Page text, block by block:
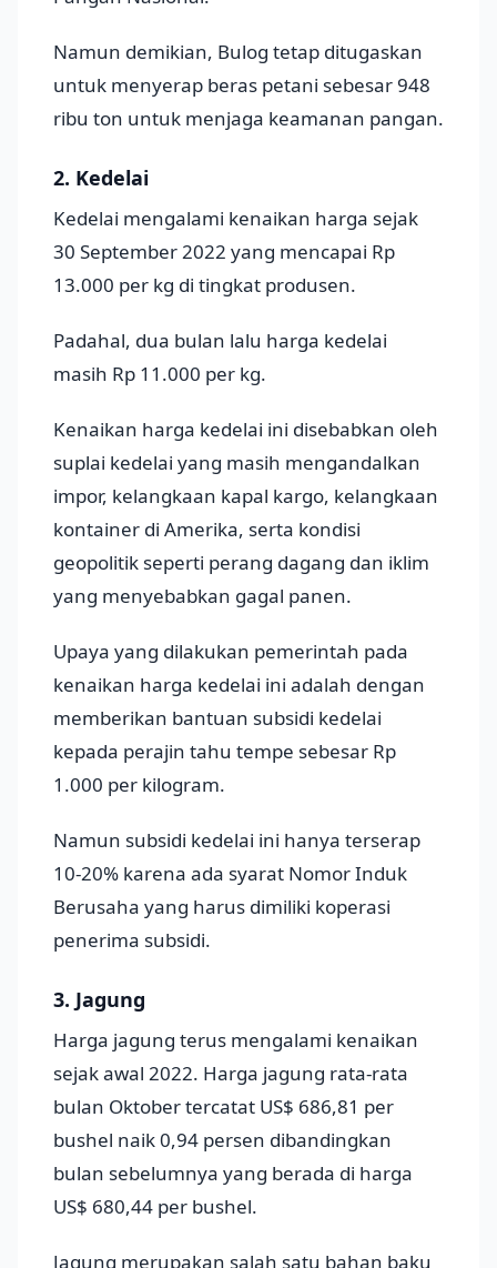
Namun demikian, Bulog tetap ditugaskan
untuk menyerap beras petani sebesar 948
ribu ton untuk menjaga keamanan pangan.
2. Kedelai
Kedelai mengalami kenaikan harga sejak
30 September 2022 yang mencapai Rp
13.000 per kg di tingkat produsen.
Padahal, dua bulan lalu harga kedelai
masih Rp 11.000 per kg.
Kenaikan harga kedelai ini disebabkan oleh
suplai kedelai yang masih mengandalkan
impor, kelangkaan kapal kargo, kelangkaan
kontainer di Amerika, serta kondisi
geopolitik seperti perang dagang dan iklim
yang menyebabkan gagal panen.
Upaya yang dilakukan pemerintah pada
kenaikan harga kedelai ini adalah dengan
memberikan bantuan subsidi kedelai
kepada perajin tahu tempe sebesar Rp
1.000 per kilogram.
Namun subsidi kedelai ini hanya terserap
10-20% karena ada syarat Nomor Induk
Berusaha yang harus dimiliki koperasi
penerima subsidi.
3. Jagung
Harga jagung terus mengalami kenaikan
sejak awal 2022. Harga jagung rata-rata
bulan Oktober tercatat US$ 686,81 per
bushel naik 0,94 persen dibandingkan
bulan sebelumnya yang berada di harga
US$ 680,44 per bushel.
Jagung merupakan salah satu bahan baku